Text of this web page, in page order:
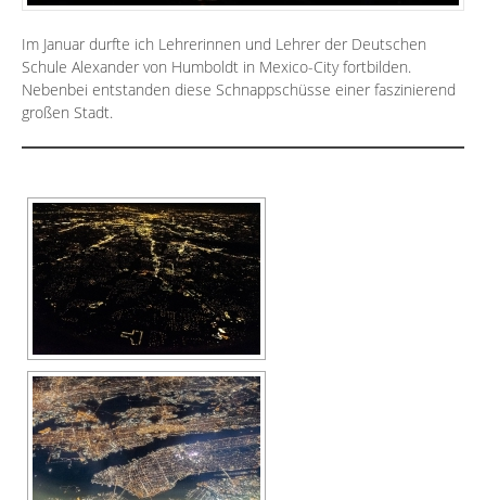
Im Januar durfte ich Lehrerinnen und Lehrer der Deutschen
Schule Alexander von Humboldt in Mexico-City fortbilden.
Nebenbei entstanden diese Schnappschüsse einer faszinierend
großen Stadt.